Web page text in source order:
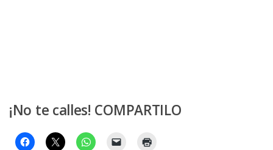
¡No te calles! COMPARTILO